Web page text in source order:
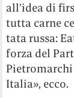
all’idea di
tutta carne
tata russa:
forza del
Pietromarchi
Italia», ecco.